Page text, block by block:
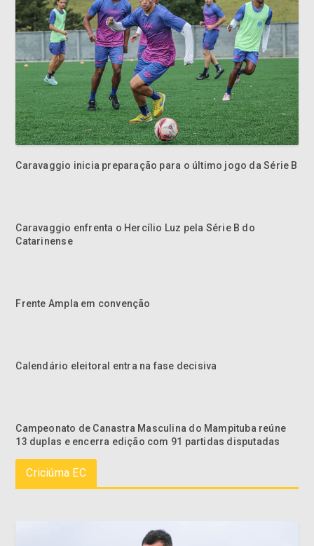
Caravaggio inicia preparação para o último jogo da Série B
Caravaggio enfrenta o Hercílio Luz pela Série B do
Catarinense
Frente Ampla em convenção
Calendário eleitoral entra na fase decisiva
Campeonato de Canastra Masculina do Mampituba reúne
13 duplas e encerra edição com 91 partidas disputadas
Criciúma EC